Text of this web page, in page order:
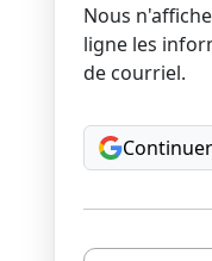
Nous
ligne les
de courriel.